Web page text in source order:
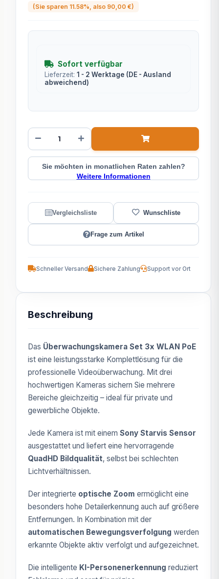
(Sie sparen 11.58% , also 90,00 €)
Sofort verfügbar
Lieferzeit: 1 - 2 Werktage (DE - Ausland
abweichend)
Sie möchten in monatlichen Raten zahlen?
Weitere Informationen
Frage zum Artikel
Schneller Versand Sichere Zahlung Support vor Ort
Beschreibung
Das Überwachungskamera Set 3x WLAN PoE
ist eine leistungsstarke Komplettlösung für die
professionelle Videoüberwachung. Mit drei
hochwertigen Kameras sichern Sie mehrere
Bereiche gleichzeitig – ideal für private und
gewerbliche Objekte.
Jede Kamera ist mit einem Sony Starvis Sensor
ausgestattet und liefert eine hervorragende
QuadHD Bildqualität, selbst bei schlechten
Lichtverhältnissen.
Der integrierte optische Zoom ermöglicht eine
besonders hohe Detailerkennung auch auf größere
Entfernungen. In Kombination mit der
automatischen Bewegungsverfolgung werden
erkannte Objekte aktiv verfolgt und aufgezeichnet.
Die intelligente KI-Personenerkennung reduziert